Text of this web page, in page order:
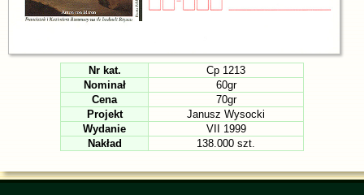
Nr kat.
Cp 1213
Nominał
60gr
Cena
70gr
Projekt
Janusz Wysocki
Wydanie
VII 1999
Nakład
138.000 szt.